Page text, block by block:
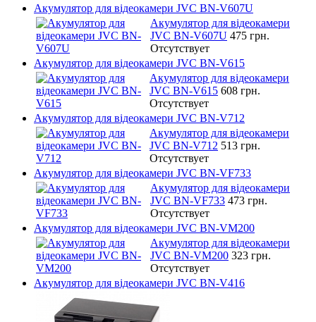
Акумулятор для відеокамери JVC BN-V607U
Акумулятор для відеокамери
JVC BN-V607U 475 грн.
Отсутствует
Акумулятор для відеокамери JVC BN-V615
Акумулятор для відеокамери
JVC BN-V615 608 грн.
Отсутствует
Акумулятор для відеокамери JVC BN-V712
Акумулятор для відеокамери
JVC BN-V712 513 грн.
Отсутствует
Акумулятор для відеокамери JVC BN-VF733
Акумулятор для відеокамери
JVC BN-VF733 473 грн.
Отсутствует
Акумулятор для відеокамери JVC BN-VM200
Акумулятор для відеокамери
JVC BN-VM200 323 грн.
Отсутствует
Акумулятор для відеокамери JVC BN-V416